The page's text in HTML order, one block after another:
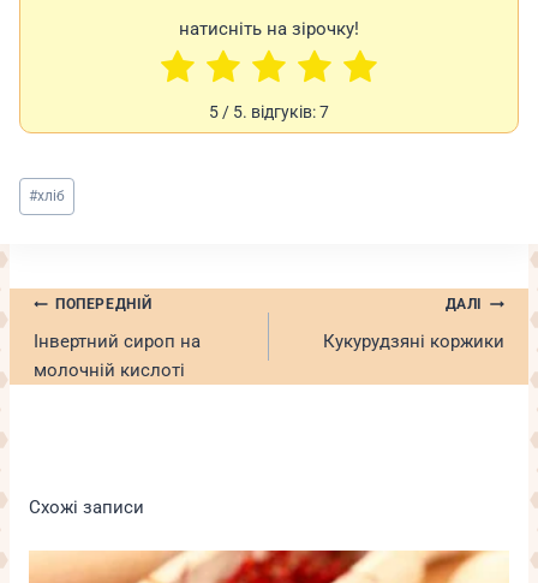
натисніть на зірочку!
5 / 5. відгуків:7
Позначки
запису:
#хліб
Навігація
записів
ПОПЕРЕДНІЙ
Інвертний сироп на
молочній кислоті
ДАЛІ
Кукурудзяні коржики
Схожі записи